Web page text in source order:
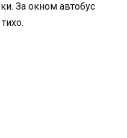
За окном автобус